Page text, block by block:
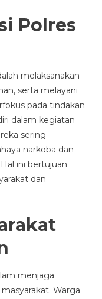
Polres
melaksanakan
serta melayani
pada tindakan
dalam kegiatan
sering
narkoba dan
ini bertujuan
dan
menjaga
Warga